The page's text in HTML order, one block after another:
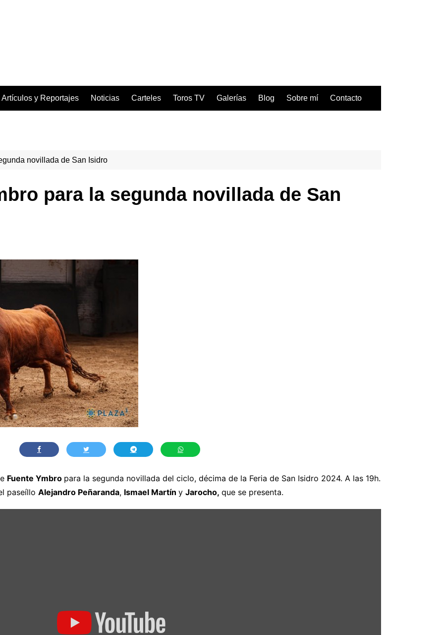
Artículos y Reportajes Noticias Carteles Toros TV Galerías Blog Sobre mí Contacto
novillada de San Isidro
para la segunda novillada de San
Fuente Ymbro para la segunda novillada del ciclo, décima de la Feria de San Isidro 2024. A las 19h.
paseíllo Alejandro Peñaranda, Ismael Martín y Jarocho, que se presenta.